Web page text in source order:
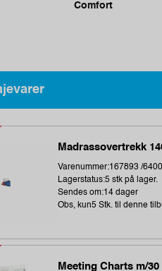
Comfort
Madrassovertrekk
Varenummer:167893 /6400
Lagerstatus:5 stk på lager.
Sendes om:14 dager
Obs, kun5 Stk. til denne
Meeting Charts m/30